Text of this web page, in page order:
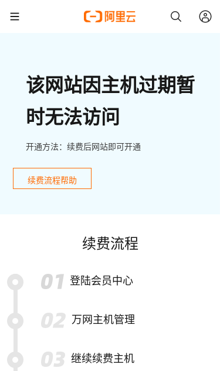
该网站因主机过期暂
时无法访问
开通方法：续费后网站即可开通
续费流程帮助
续费流程
登陆会员中心
万网主机管理
继续续费主机